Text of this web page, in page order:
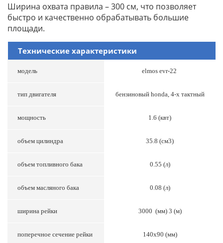
Ширина охвата правила – 300 см, что позволяет
быстро и качественно обрабатывать большие
площади.
Технические характеристики
модель elmos evr-22
тип двигателя бензиновый honda, 4-x тактный
мощность 1.6 (квт)
объем цилиндра 35.8 (см3)
объем топливного бака 0.55 (л)
объем масляного бака 0.08 (л)
ширина рейки 3000 (мм) 3 (м)
поперечное сечение рейки 140x90 (мм)